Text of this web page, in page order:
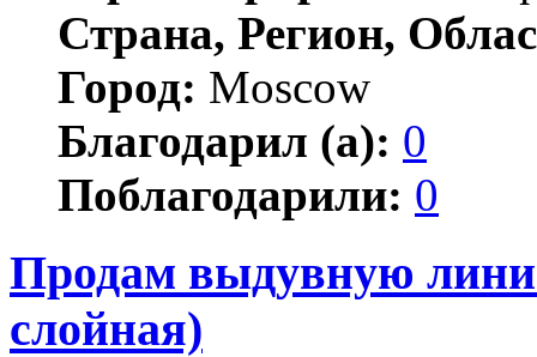
Страна, Регион,
Город: Moscow
Благодарил (а): 0
Поблагодарили: 0
Продам выдувную
слойная)